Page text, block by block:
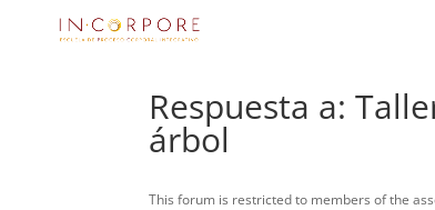
Respuesta a:
árbol
This forum is restricted to members of the